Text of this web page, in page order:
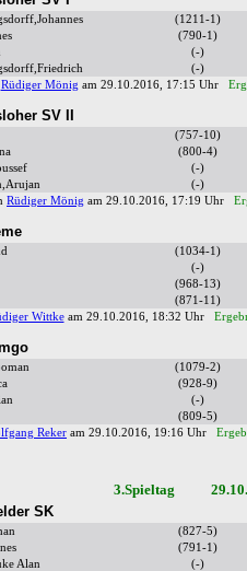
(1211-1)
(790-1)
(-)
(-)
Rüdiger Mönig am 29.10.2016, 17:15 Uhr
SV II
(757-10)
(800-4)
(-)
(-)
Rüdiger Mönig am 29.10.2016, 17:19 Uhr
(1034-1)
(-)
(968-13)
(871-11)
Wittkeam 29.10.2016, 18:32 Uhr
(1079-2)
(928-9)
(-)
(809-5)
Reker am 29.10.2016, 19:16 Uhr
3.Spieltag
SK
(827-5)
(791-1)
Alan (-)